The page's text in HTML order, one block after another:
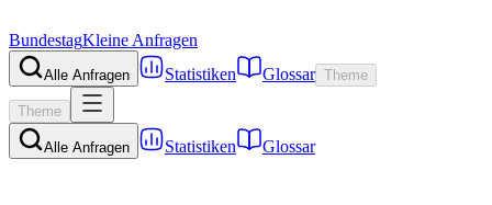
BundestagKleine Anfragen
Alle Anfragen Statistiken Glossar Theme
Theme
Alle Anfragen Statistiken Glossar